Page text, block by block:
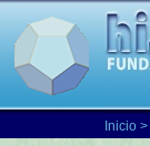
Inicio >